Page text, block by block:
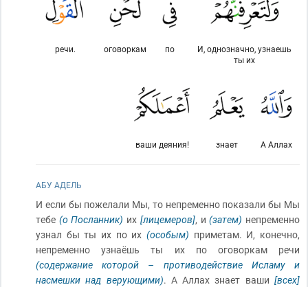
И, однозначно, узнаешь
ты их
по
оговоркам
речи.
А Аллах
знает
ваши деяния!
АБУ АДЕЛЬ
И если бы пожелали Мы, то непременно показали бы Мы
тебе (о Посланник) их [лицемеров], и(затем) непременно
узнал бы ты их по их (особым) приметам. И, конечно,
непременно узнаёшь ты их по оговоркам речи
(содержание которой – противодействие Исламу и
насмешки над верующими). А Аллах знает ваши[всех]